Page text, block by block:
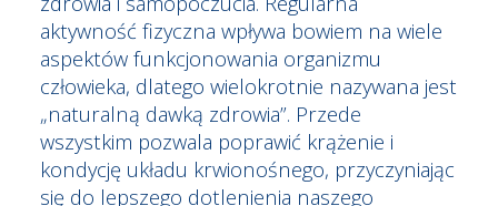
aktywność fizyczna wpływa bowiem na wiele
aspektów funkcjonowania organizmu
człowieka, dlatego wielokrotnie nazywana jest
„naturalną dawką zdrowia”. Przede
wszystkim pozwala poprawić krążenie i
kondycję układu krwionośnego, przyczyniając
się do lepszego dotlenienia naszego